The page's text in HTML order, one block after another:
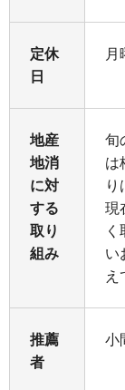
定休
日
月
地産
地消
に対
する
取り
組み
旬
は
り
現
い
え
推薦
者
小